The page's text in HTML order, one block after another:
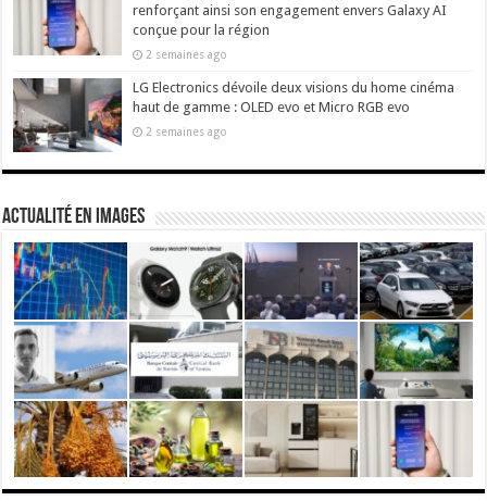
renforçant ainsi son engagement envers Galaxy AI
conçue pour la région
2 semaines ago
LG Electronics dévoile deux visions du home cinéma
haut de gamme : OLED evo et Micro RGB evo
2 semaines ago
actualité en images